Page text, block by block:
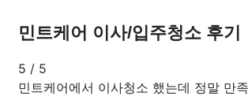
민트케어 이사/입주청소 후기
5 / 5
민트케어에서 이사청소 했는데 정말 만